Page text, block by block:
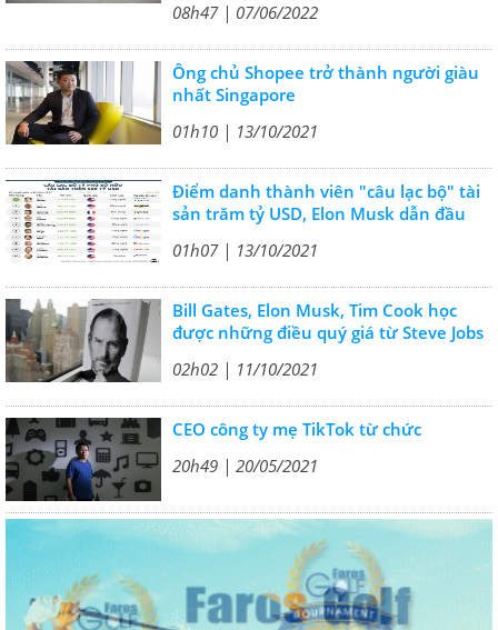
08h47 | 07/06/2022
Ông chủ Shopee trở thành người giàu
nhất Singapore
01h10 | 13/10/2021
Điểm danh thành viên "câu lạc bộ" tài
sản trăm tỷ USD, Elon Musk dẫn đầu
01h07 | 13/10/2021
Bill Gates, Elon Musk, Tim Cook học
được những điều quý giá từ Steve Jobs
02h02 | 11/10/2021
CEO công ty mẹ TikTok từ chức
20h49 | 20/05/2021